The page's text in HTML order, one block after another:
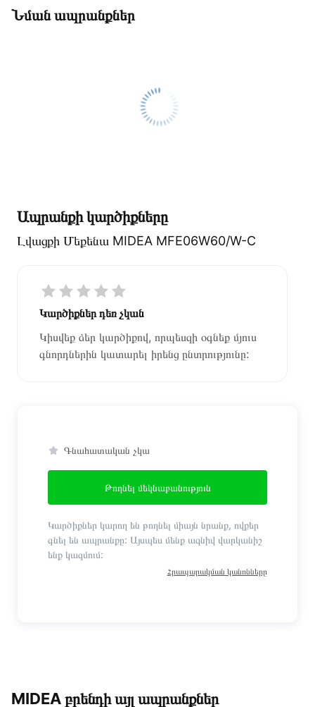
Նման ապրանքներ
Ապրանքի կարծիքները
Լվացքի Մեքենա MIDEA MFE06W60/W-C
Կարծիքներ դեռ չկան
Կիսվեք ձեր կարծիքով, որպեսզի օգնեք մյուս
գնորդներին կատարել իրենց ընտրությունը:
Գնահատական չկա
Թողնել մեկնաբանություն
Կարծիքներ կարող են թողնել միայն նրանք, ովքեր
գնել են ապրանքը: Այսպես մենք ազնիվ վարկանիշ
ենք կազմում:
Հրապարակման կանոնները
MIDEA բրենդի այլ ապրանքներ